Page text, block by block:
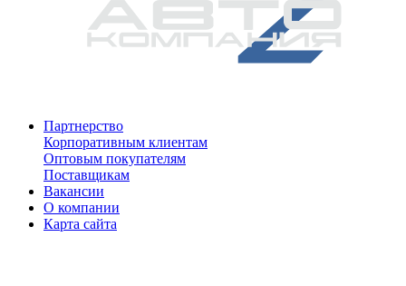
Партнерство
Корпоративным клиентам
Оптовым покупателям
Поставщикам
Вакансии
О компании
Карта сайта